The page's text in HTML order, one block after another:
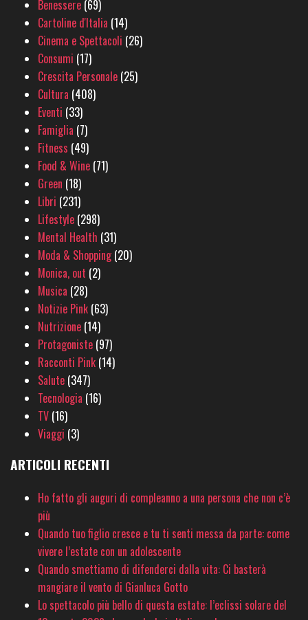
Benessere (69)
Cartoline d'Italia (14)
Cinema e Spettacoli (26)
Consumi (17)
Crescita Personale (25)
Cultura (408)
Eventi (33)
Famiglia (7)
Fitness (49)
Food & Wine (71)
Green (18)
Libri (231)
Lifestyle (298)
Mental Health (31)
Moda & Shopping(20)
Monica, out (2)
Musica (28)
Notizie Pink (63)
Nutrizione (14)
Protagoniste (97)
Racconti Pink (14)
Salute (347)
Tecnologia (16)
TV (16)
Viaggi (3)
ARTICOLI RECENTI
Ho fatto gli auguri di compleanno a una persona che non c’è
più
Quando tuo figlio cresce e tu ti senti messa da parte: come
vivere l’estate con un adolescente
Quando smettiamo di difenderci dalla vita: Ci basterà
mangiare il vento di Gianluca Gotto
Lo spettacolo più bello di questa estate: l’eclissi solare del